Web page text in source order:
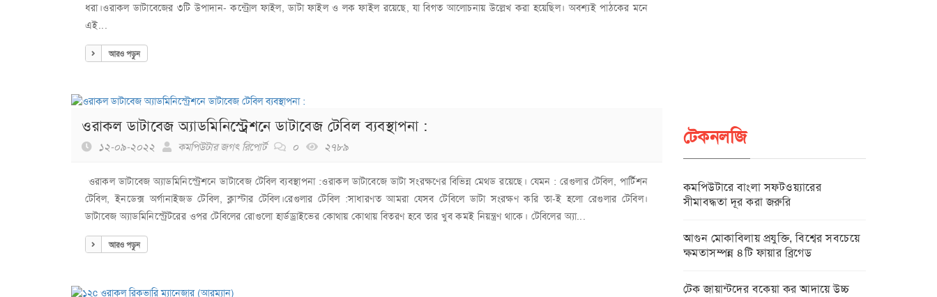
ধরা।ওরাকল ডাটাবেজের ৩টি উপাদান- কন্ট্রোল ফাইল, ডাটা ফাইল ও লক ফাইল রয়েছে, যা বিগত আলোচনায় উল্লেখ করা হয়েছিল। অবশ্যই পাঠকের মনে
এই...
আরও পড়ুন
ওরাকল ডাটাবেজ অ্যাডমিনিস্ট্রেশনে ডাটাবেজ টেবিল ব্যবস্থাপনা :
১২-০৯-২০২২ কমপিউটার জগৎ রিপোর্ট ০ ২৭৮৯
ওরাকল ডাটাবেজ অ্যাডমিনিস্ট্রেশনে ডাটাবেজ টেবিল ব্যবস্থাপনা :ওরাকল ডাটাবেজে ডাটা সংরক্ষণের বিভিন্ন মেথড রয়েছে। যেমন : রেগুলার টেবিল, পার্টিশন
টেবিল, ইনডেক্স অর্গানাইজড টেবিল, ক্লাস্টার টেবিল।রেগুলার টেবিল :সাধারণত আমরা যেসব টেবিলে ডাটা সংরক্ষণ করি তা-ই হলো রেগুলার টেবিল।
ডাটাবেজ অ্যাডমিনিস্ট্রেটরের ওপর টেবিলের রোগুলো হার্ডড্রাইভের কোথায় কোথায় বিতরণ হবে তার খুব কমই নিয়ন্ত্রণ থাকে। টেবিলের অ্যা...
আরও পড়ুন
টেকনলজি
কমপিউটারে বাংলা সফটওয়্যারের
সীমাবদ্ধতা দূর করা জরুরি
আগুন মোকাবিলায় প্রযুক্তি, বিশ্বের সবচেয়ে
ক্ষমতাসম্পন্ন ৪টি ফায়ার ব্রিগেড
টেক জায়ান্টদের বকেয়া কর আদায়ে উচ্চ